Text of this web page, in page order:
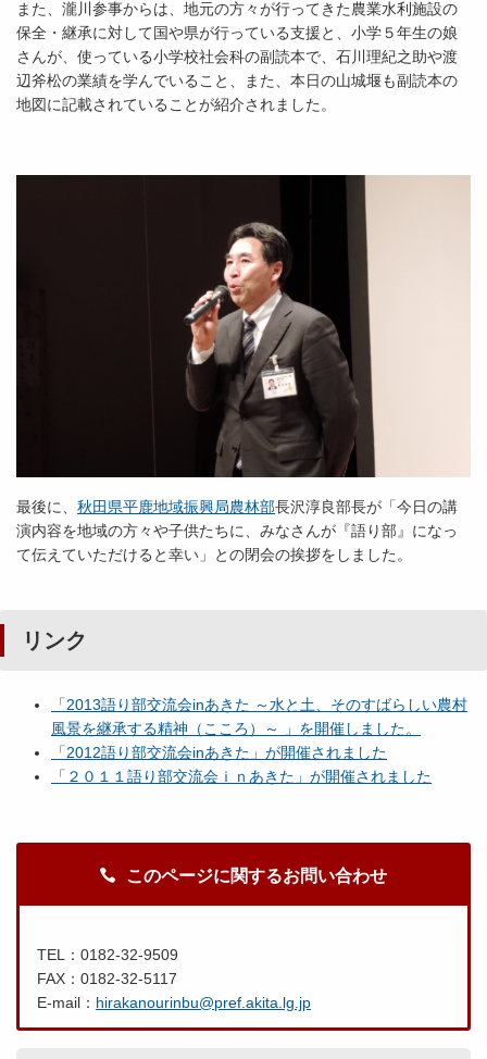
また、瀧川参事からは、地元の方々が行ってきた農業水利施設の
保全・継承に対して国や県が行っている支援と、小学５年生の娘
さんが、使っている小学校社会科の副読本で、石川理紀之助や渡
辺斧松の業績を学んでいること、また、本日の山城堰も副読本の
地図に記載されていることが紹介されました。
最後に、 秋田県平鹿地域振興局農林部長沢淳良部長が「今日の講
演内容を地域の方々や子供たちに、みなさんが『語り部』になっ
て伝えていただけると幸い」との閉会の挨拶をしました。
リンク
「2013語り部交流会inあきた ～水と土、そのすばらしい農村
風景を継承する精神（こころ）～ 」を開催しました。
「2012語り部交流会inあきた」が開催されました
「２０１１語り部交流会ｉｎあきた」が開催されました
このページに関するお問い合わせ
TEL：0182-32-9509
FAX：0182-32-5117
E-mail： hirakanourinbu@pref.akita.lg.jp